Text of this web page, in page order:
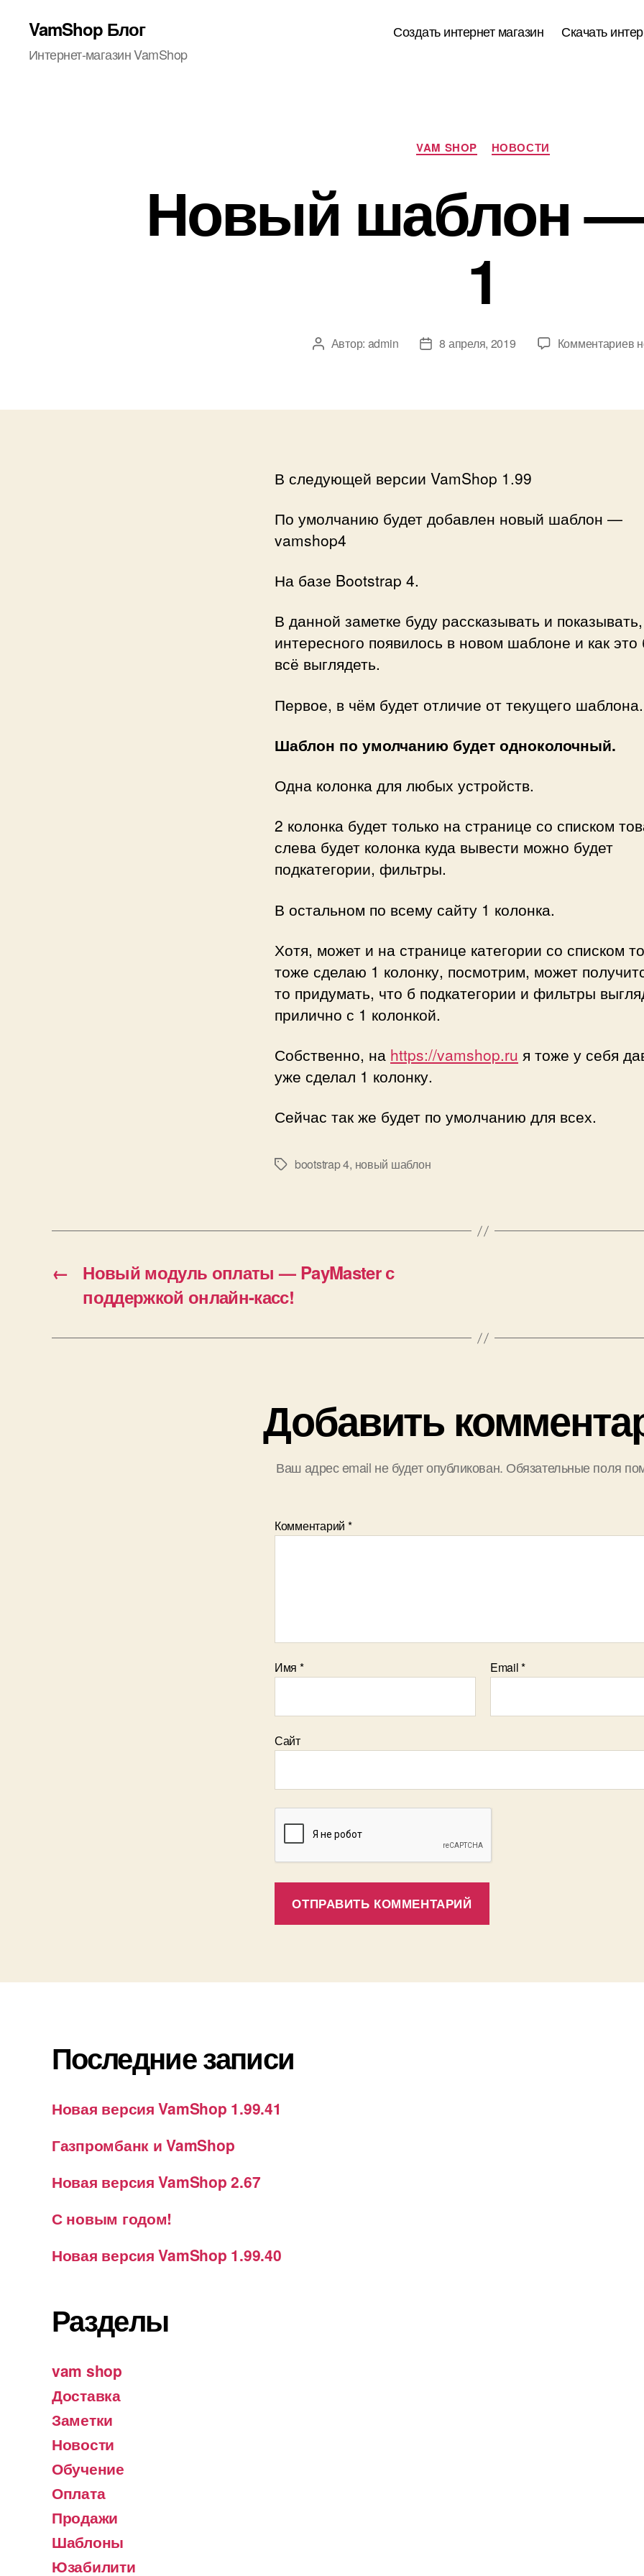
VamShop Блог
Интернет-магазин VamShop
Создать интернет магазин Скачать
Рубрики
VAM SHOP НОВОСТИ
Новый шаблон —
1
Автор
Автор: admin
Дата8 апреля, 2019 Комментариевк
В следующей версии VamShop 1.99
По умолчанию будет добавлен новый шаблон —
vamshop4
На базе Bootstrap 4.
В данной заметке буду рассказывать и
интересного появилось в новом шаблоне и как это
всё выглядеть.
Первое, в чём будет отличие от текущего шаблона.
Шаблон по умолчанию будет одноколочный.
Одна колонка для любых устройств.
2 колонка будет только на странице со списком
слева будет колонка куда вывести можно будет
подкатегории, фильтры.
В остальном по всему сайту 1 колонка.
Хотя, может и на странице категории со списком
тоже сделаю 1 колонку, посмотрим, может
то придумать, что б подкатегории и фильтры
прилично с 1 колонкой.
Собственно, на https://vamshop.ru я тоже у себя
уже сделал 1 колонку.
Сейчас так же будет по умолчанию для всех.
Меткиbootstrap 4, новый шаблон
←
Новый модуль оплаты — PayMaster с
поддержкой онлайн-касс!
Добавить
Ваш адрес email не будет опубликован. Обязательные поля
Комментарий *
Имя * Email*
Сайт
Последние записи
Новая версия VamShop 1.99.41
Газпромбанк и VamShop
Новая версия VamShop 2.67
С новым годом!
Новая версия VamShop 1.99.40
Разделы
vam shop
Доставка
Заметки
Новости
Обучение
Оплата
Продажи
Шаблоны
Юзабилити